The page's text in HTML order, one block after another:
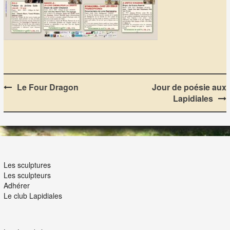
Post
navigation
Le Four Dragon
Jour de poésie aux
Lapidiales
Les sculptures
Les sculpteurs
Adhérer
Le club Lapidiales